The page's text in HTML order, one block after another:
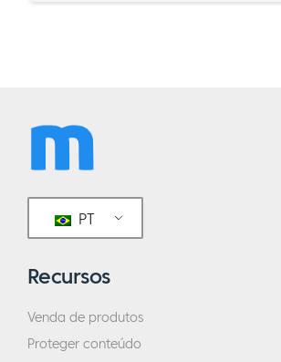
PT
Recursos
Venda de produtos
Proteger conteúdo